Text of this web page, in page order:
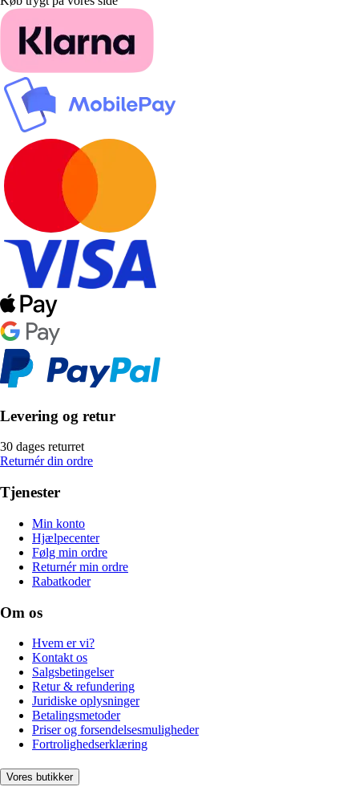
Levering og retur
30 dages returret
Returnér din ordre
Tjenester
Min konto
Hjælpecenter
Følg min ordre
Returnér min ordre
Rabatkoder
Om os
Hvem er vi?
Kontakt os
Salgsbetingelser
Retur & refundering
Juridiske oplysninger
Betalingsmetoder
Priser og forsendelsesmuligheder
Fortrolighedserklæring
Vores butikker